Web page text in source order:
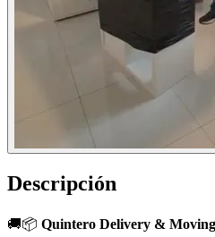
Descripción
🚚📦 Quintero Delivery &